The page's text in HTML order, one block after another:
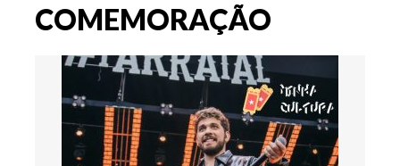
COMEMORAÇÃO